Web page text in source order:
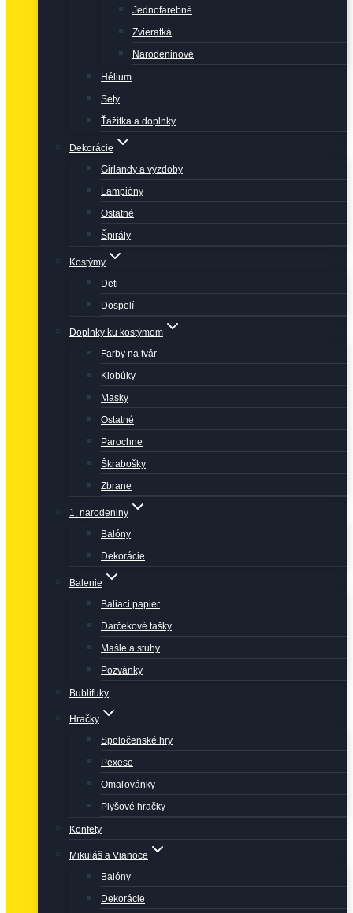
Jednofarebné
Zvieratká
Narodeninové
Hélium
Sety
Ťažítka a doplnky
Dekorácie
Girlandy a výzdoby
Lampióny
Ostatné
Špirály
Kostýmy
Deti
Dospelí
Doplnky ku kostýmom
Farby na tvár
Klobúky
Masky
Ostatné
Parochne
Škrabošky
Zbrane
1. narodeniny
Balóny
Dekorácie
Balenie
Baliaci papier
Darčekové tašky
Mašle a stuhy
Pozvánky
Bublifuky
Hračky
Spoločenské hry
Pexeso
Omaľovánky
Plyšové hračky
Konfety
Mikuláš a Vianoce
Balóny
Dekorácie